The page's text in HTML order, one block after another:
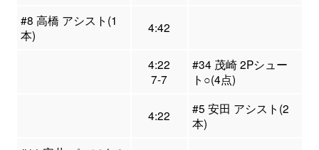
#8 高橋 アシスト(1
本)
4:42
4:22
7-7
#34 茂崎 2Pシュー
ト○(4点)
4:22
#5 安田 アシスト(2
本)